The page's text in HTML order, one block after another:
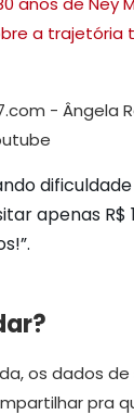
a trajetória
apenas R$
os dados
pra